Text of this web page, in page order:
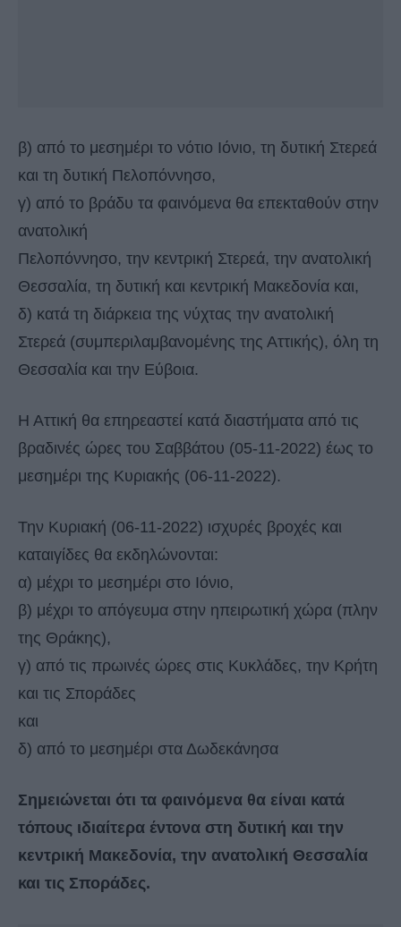
β) από το μεσημέρι το νότιο Ιόνιο, τη δυτική Στερεά
και τη δυτική Πελοπόννησο,
γ) από το βράδυ τα φαινόμενα θα επεκταθούν στην
ανατολική
Πελοπόννησο, την κεντρική Στερεά, την ανατολική
Θεσσαλία, τη δυτική και κεντρική Μακεδονία και,
δ) κατά τη διάρκεια της νύχτας την ανατολική
Στερεά (συμπεριλαμβανομένης της Αττικής), όλη τη
Θεσσαλία και την Εύβοια.
Η Αττική θα επηρεαστεί κατά διαστήματα από τις
βραδινές ώρες του Σαββάτου (05-11-2022) έως το
μεσημέρι της Κυριακής (06-11-2022).
Την Κυριακή (06-11-2022) ισχυρές βροχές και
καταιγίδες θα εκδηλώνονται:
α) μέχρι το μεσημέρι στο Ιόνιο,
β) μέχρι το απόγευμα στην ηπειρωτική χώρα (πλην
της Θράκης),
γ) από τις πρωινές ώρες στις Κυκλάδες, την Κρήτη
και τις Σποράδες
και
δ) από το μεσημέρι στα Δωδεκάνησα
Σημειώνεται ότι τα φαινόμενα θα είναι κατά
τόπους ιδιαίτερα έντονα στη δυτική και την
κεντρική Μακεδονία, την ανατολική Θεσσαλία
και τις Σποράδες.